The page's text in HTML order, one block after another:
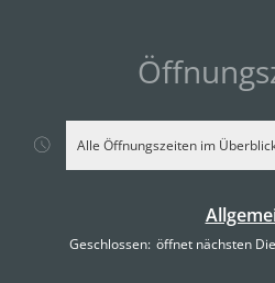
Alle Öffnungszeiten im
Klicken, um weitere Öffnungs-
Geschlossen: öffnet nächsten